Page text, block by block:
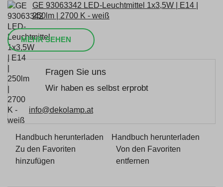
GE 93063342 LED-Leuchtmittel 1x3,5W | E14 |
250lm | 2700 K - weiß
MEHR SEHEN
Fragen Sie uns
Wir haben es selbst erprobt
info@dekolamp.at
Handbuch herunterladen
Handbuch herunterladen
Zu den Favoriten
hinzufügen
Von den Favoriten
entfernen